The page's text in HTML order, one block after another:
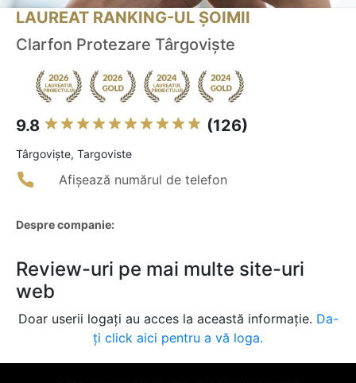
LAUREAT RANKING-UL ȘOIMII
Clarfon Protezare Târgovişte
9.8 (126)
Târgovişte, Targoviste
Afișează numărul de telefon
Despre companie:
Review-uri pe mai multe site-uri
web
Doar userii logați au acces la această informație. Da-
ți click aici pentru a vă loga.